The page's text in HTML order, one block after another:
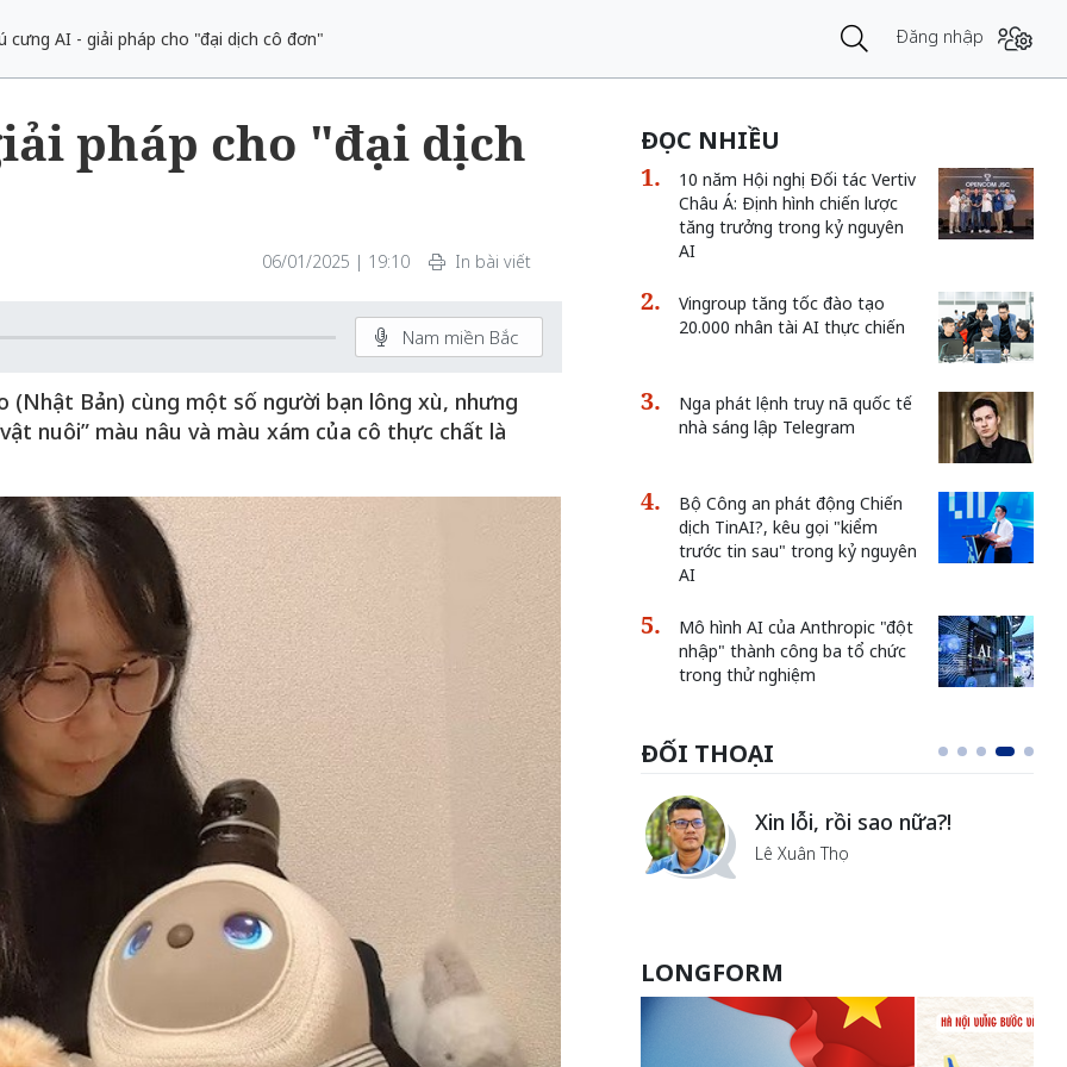
cưng AI - giải pháp cho "đại dịch cô đơn" Đăng nhập
pháp cho "đại dịch
06/01/2025 | 19:10 In bài viết
Nam miền Bắc
Bản) cùng một số người bạn lông xù, nhưng
nuôi” màu nâu và màu xám của cô thực chất là
ĐỌC NHIỀU
10 năm Hội nghị Đối tác Vertiv
Châu Á: Định hình chiến lược
tăng trưởng trong kỷ nguyên
AI
Vingroup tăng tốc đào tạo
20.000 nhân tài AI thực chiến
Nga phát lệnh truy nã quốc tế
nhà sáng lập Telegram
Bộ Công an phát động Chiến
dịch TinAI?, kêu gọi "kiểm
trước tin sau" trong kỷ nguyên
AI
Mô hình AI của Anthropic "đột
nhập" thành công ba tổ chức
trong thử nghiệm
ĐỐI THOẠI
nhà
Bắc Biên - Giữ một ngôi
làng ven sông Hồng của Hà
Nội
TS. Trần Kim Hào
Xin lỗi, rồi sao nữa?!
Lê Xuân Thọ
LONGFORM